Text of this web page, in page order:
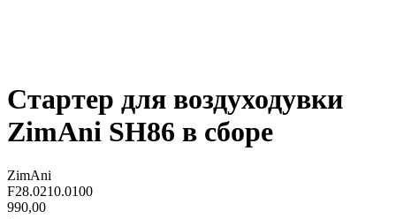
Стартер для воздуходувки
ZimAni SH86 в сборе
ZimAni
F28.0210.0100
990,00